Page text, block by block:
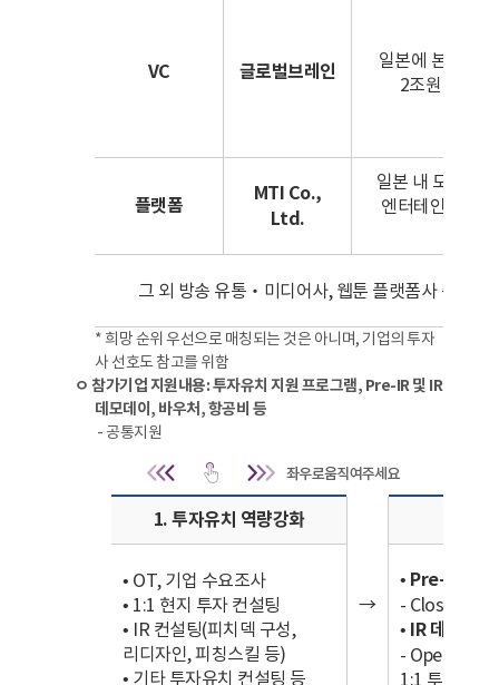
VC 글로벌브레인
일본에 본사를
2조원 규모로
플랫폼
MTI Co.,
Ltd.
일본 내 모바일
엔터테인먼트,
그 외 방송 유통‧미디어사, 웹툰 플랫폼사 등 도
* 희망 순위 우선으로 매칭되는 것은 아니며, 기업의 투자
사 선호도 참고를 위함
ㅇ 참가기업 지원내용: 투자유치 지원 프로그램, Pre-IR 및 IR
데모데이, 바우처, 항공비 등
- 공통지원
공통지원 | 선
1. 투자유치 역량강화
→
• OT, 기업 수요조사
• 1:1 현지 투자 컨설팅
• IR 컨설팅(피치덱 구성,
리디자인, 피칭스킬 등)
• 기타 투자유치 컨설팅 등
• Pre-IR
- Closed IR,
• IR 데모데
- Open IR(데
1:1 투자상담